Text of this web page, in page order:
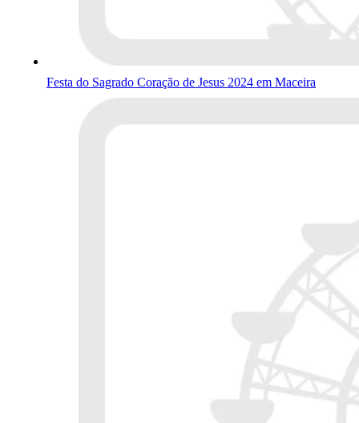
Festa do Sagrado Coração de Jesus 2024 em Maceira